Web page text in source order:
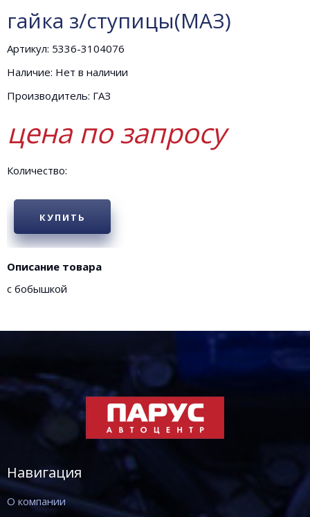
гайка з/ступицы(МАЗ)
Артикул: 5336-3104076
Наличие: Нет в наличии
Производитель: ГАЗ
цена по запросу
Количество:
КУПИТЬ
Описание товара
с бобышкой
Навигация
О компании